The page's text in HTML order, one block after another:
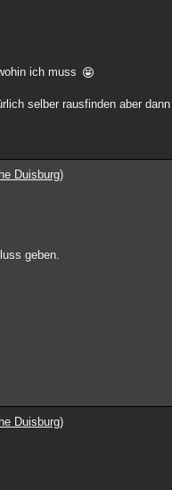
ich muss
selber rausfinden aber
Duisburg)
geben.
Duisburg)